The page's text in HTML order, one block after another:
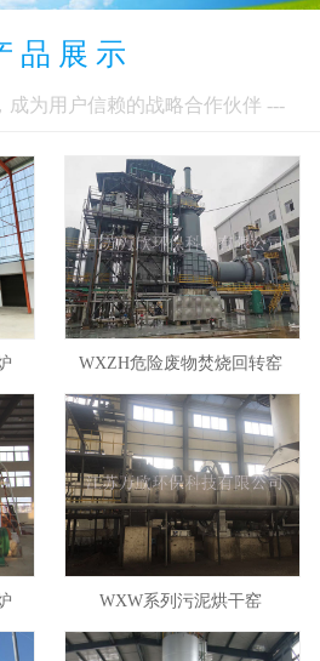
品 展 示
成为用户信赖的战略合作伙伴 ---
WXZH危险废物焚烧回转窑
WXW系列污泥烘干窑